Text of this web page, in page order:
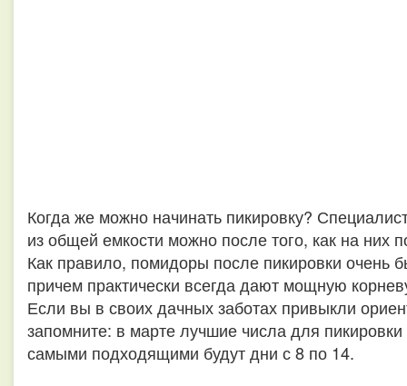
Когда же можно начинать пикировку?
из общей емкости можно после того, как на них
Как правило, помидоры после пикировки очень
причем практически всегда дают мощную
Если вы в своих дачных заботах привыкли
запомните: в марте лучшие числа для
самыми подходящими будут дни с 8 по 14.